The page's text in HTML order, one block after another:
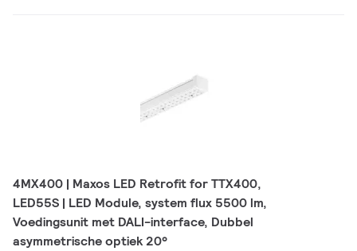
4MX400 | Maxos LED Retrofit for TTX400,
LED55S | LED Module, system flux 5500 lm,
Voedingsunit met DALI-interface, Dubbel
asymmetrische optiek 20°